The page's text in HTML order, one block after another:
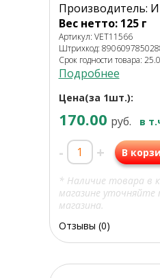
Производитель:
Вес нетто: 125 г
Артикул: VET11566
Штрихкод:
Срок годности товара:
Подробнее
Цена(за 1шт.):
170.00 руб. в
- + В
* Наличие товара в
магазине уточняйте
магазина.
Отзывы (0)